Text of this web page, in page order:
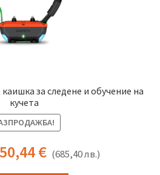
за следене и обучение на
кучета
€ (685,40лв.)